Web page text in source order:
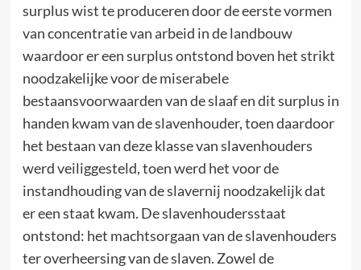
surplus wist te produceren door de eerste vormen
van concentratie van arbeid in de landbouw
waardoor er een surplus ontstond boven het strikt
noodzakelijke voor de miserabele
bestaansvoorwaarden van de slaaf en dit surplus in
handen kwam van de slavenhouder, toen daardoor
het bestaan van deze klasse van slavenhouders
werd veiliggesteld, toen werd het voor de
instandhouding van de slavernij noodzakelijk dat
er een staat kwam. De slavenhoudersstaat
ontstond: het machtsorgaan van de slavenhouders
ter overheersing van de slaven. Zowel de